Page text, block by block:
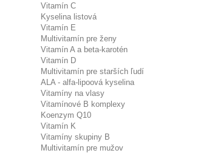
Vitamín C
Kyselina listová
Vitamín E
Multivitamín pre ženy
Vitamín A a beta-karotén
Vitamín D
Multivitamín pre starších ľudí
ALA - alfa-lipoová kyselina
Vitamíny na vlasy
Vitamínové B komplexy
Koenzym Q10
Vitamín K
Vitamíny skupiny B
Multivitamín pre mužov